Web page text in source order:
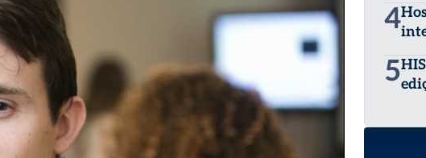
4
5